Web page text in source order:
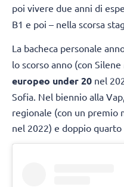
poi vivere due anni di
B1 e poi – nella scorsa
La bacheca personale
lo scorso anno (con
europeo under 20 nel
Sofia. Nel biennio alla
regionale (con un premio
nel 2022) e doppio quarto